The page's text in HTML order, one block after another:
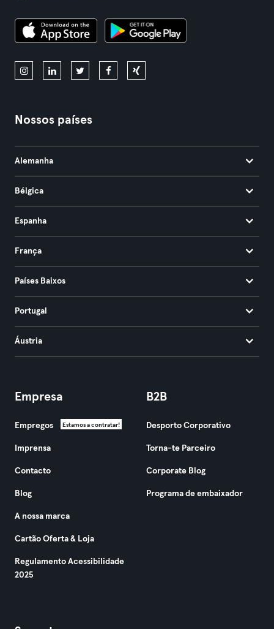
Nossos países
Alemanha
Bélgica
Espanha
França
Países Baixos
Portugal
Áustria
Empresa
Empregos Estamos a contratar!
Imprensa
Contacto
Blog
A nossa marca
Cartão Oferta & Loja
Regulamento Acessibilidade
2025
B2B
Desporto Corporativo
Torna-te Parceiro
Corporate Blog
Programa de embaixador